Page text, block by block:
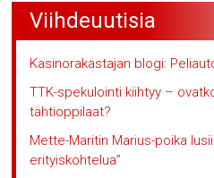
Viihdeuutisia
Kasinorakastajan blogi:
TTK-spekulointi kiihtyy –
tähtioppilaat?
Mette-Maritin Marius-poika
erityiskohtelua”